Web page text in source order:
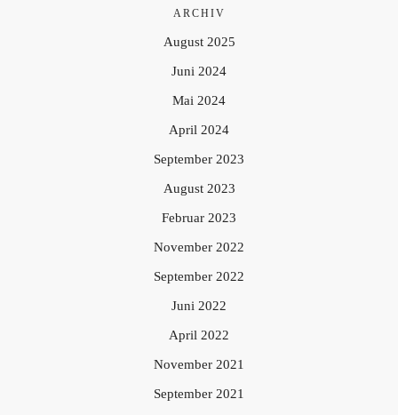
ARCHIV
August 2025
Juni 2024
Mai 2024
April 2024
September 2023
August 2023
Februar 2023
November 2022
September 2022
Juni 2022
April 2022
November 2021
September 2021